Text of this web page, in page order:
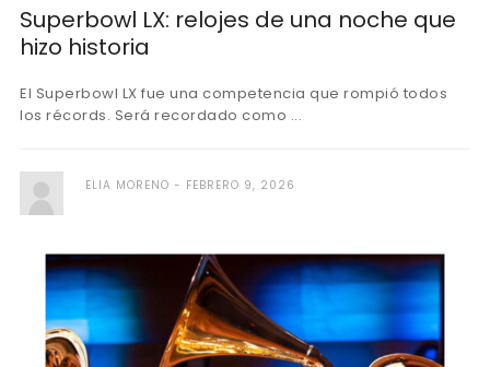
Superbowl LX: relojes de una noche que
hizo historia
El Superbowl LX fue una competencia que rompió todos
los récords. Será recordado como ...
ELIA MORENO FEBRERO 9, 2026